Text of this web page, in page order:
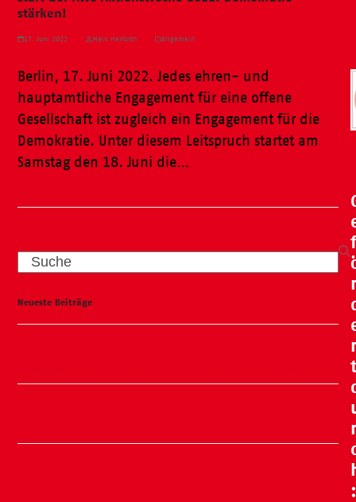
stärken!
17. Juni 2022 Maik Herfurth Allgemein
Berlin, 17. Juni 2022. Jedes ehren- und
hauptamtliche Engagement für eine offene
Gesellschaft ist zugleich ein Engagement für die
Demokratie. Unter diesem Leitspruch startet am
Samstag den 18. Juni die…
Search
Neueste Beiträge
f
r
r
t
r
: